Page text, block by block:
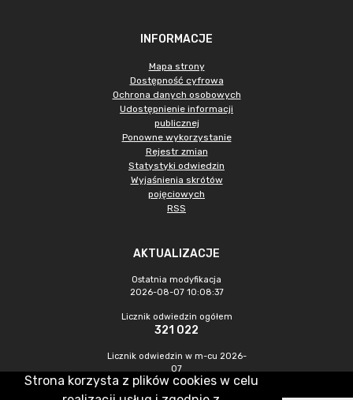
INFORMACJE
Mapa strony
Dostępność cyfrowa
Ochrona danych osobowych
Udostępnienie informacji
publicznej
Ponowne wykorzystanie
Rejestr zmian
Statystyki odwiedzin
Wyjaśnienia skrótów
pojęciowych
RSS
AKTUALIZACJE
Ostatnia modyfikacja
2026-08-07 10:08:37
Licznik odwiedzin ogółem
321 022
Licznik odwiedzin w m-cu 2026-
07
1 081
Strona korzysta z plików cookies w celu